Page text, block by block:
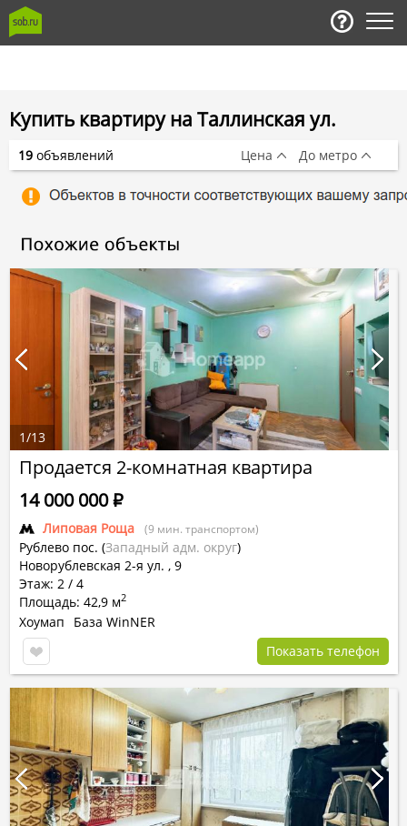
Купить квартиру на Таллинская ул.
Продается 2-комнатная квартира
Липовая Роща (9 мин. транспортом)
Рублево пос. (Западный адм. округ)
Новорублевская 2-я ул. , 9
Этаж: 2 / 4
Площадь: 42,9 м2
14 000 000Р
Хоумап
База WinNER
Показать телефон
1/13
19 объявлений Цена До метро